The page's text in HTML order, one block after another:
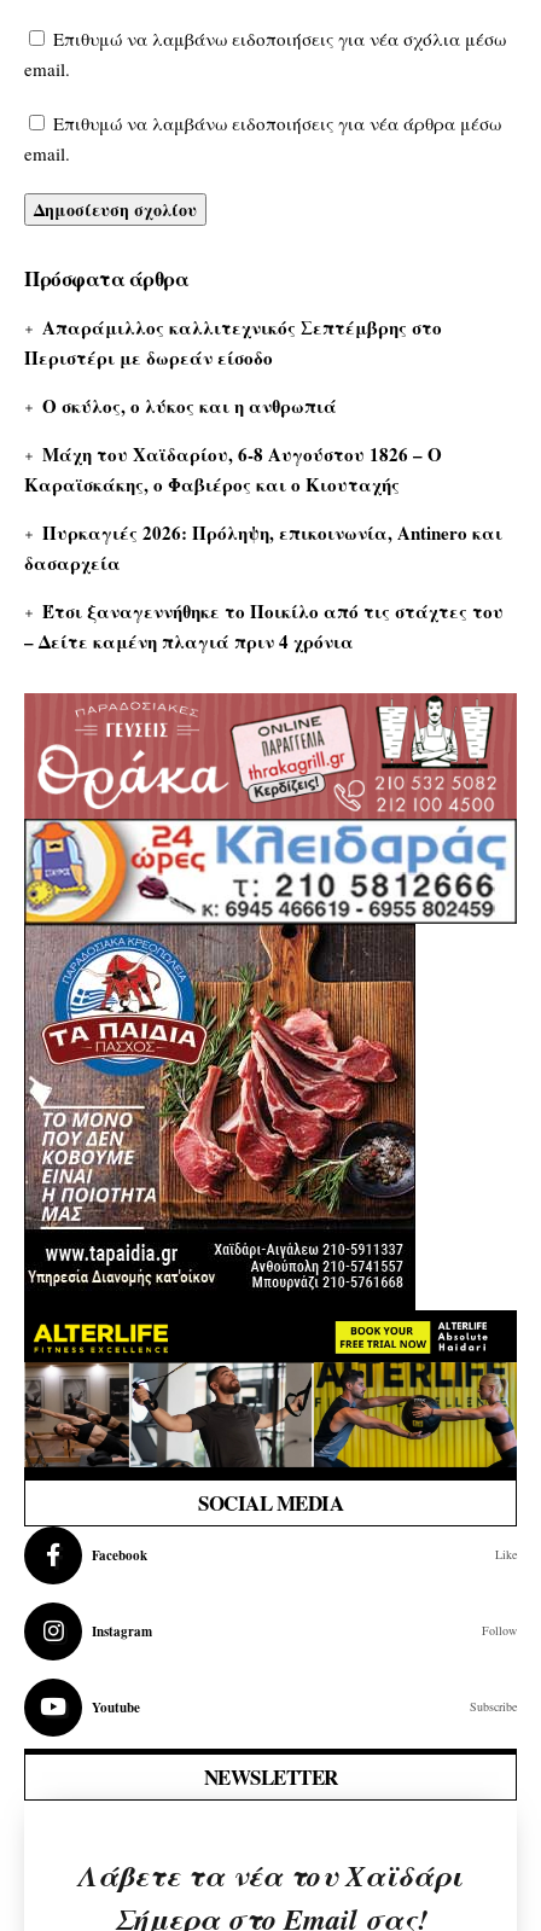
Επιθυμώ να λαμβάνω ειδοποιήσεις για νέα σχόλια μέσω
email.
Επιθυμώ να λαμβάνω ειδοποιήσεις για νέα άρθρα μέσω
email.
Πρόσφατα άρθρα
Απαράμιλλος καλλιτεχνικός Σεπτέμβρης στο
Περιστέρι με δωρεάν είσοδο
Ο σκύλος, ο λύκος και η ανθρωπιά
Μάχη του Χαϊδαρίου, 6-8 Αυγούστου 1826 – Ο
Καραϊσκάκης, ο Φαβιέρος και ο Κιουταχής
Πυρκαγιές 2026: Πρόληψη, επικοινωνία, Antinero και
δασαρχεία
Έτσι ξαναγεννήθηκε το Ποικίλο από τις στάχτες του
– Δείτε καμένη πλαγιά πριν 4 χρόνια
SOCIAL MEDIA
Facebook Like
Instagram Follow
Youtube Subscribe
NEWSLETTER
Λάβετε τα νέα του Χαϊδάρι
Σήμερα στο Email σας!